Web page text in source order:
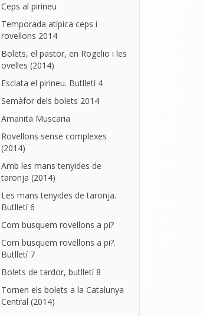
Ceps al pirineu
Temporada atípica ceps i
rovellons 2014
Bolets, el pastor, en Rogelio i les
ovelles (2014)
Esclata el pirineu. Butlletí 4
Semàfor dels bolets 2014
Amanita Muscaria
Rovellons sense complexes
(2014)
Amb les mans tenyides de
taronja (2014)
Les mans tenyides de taronja.
Butlletí 6
Com busquem rovellons a pi?
Com busquem rovellons a pi?.
Butlletí 7
Bolets de tardor, butlletí 8
Tornen els bolets a la Catalunya
Central (2014)